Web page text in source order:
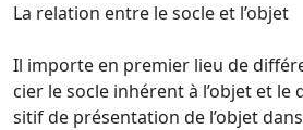
La relation entre le socle et l’objet
Il importe en premier lieu de
cier le socle inhérent à l’objet et le
sitif de présentation de l’objet